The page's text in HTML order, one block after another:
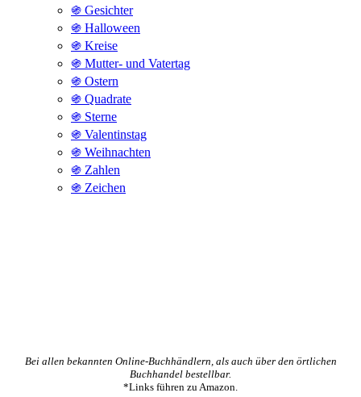
֍ Gesichter
֍ Halloween
֍ Kreise
֍ Mutter- und Vatertag
֍ Ostern
֍ Quadrate
֍ Sterne
֍ Valentinstag
֍ Weihnachten
֍ Zahlen
֍ Zeichen
Bei allen bekannten Online-Buchhändlern, als auch über den örtlichen
Buchhandel bestellbar.
*Links führen zu Amazon.